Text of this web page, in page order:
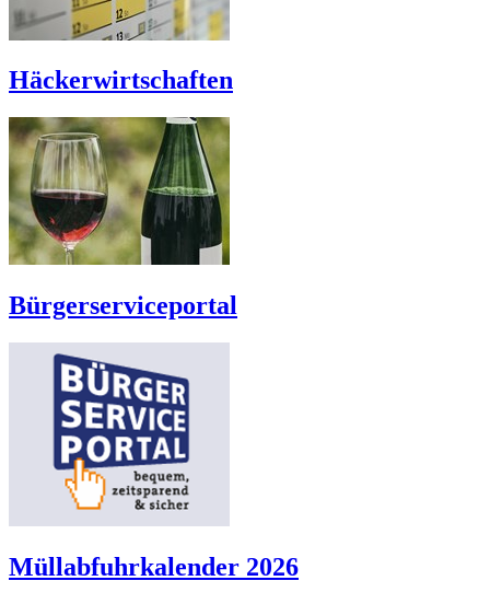
Häckerwirtschaften
Bürgerserviceportal
Müllabfuhrkalender 2026